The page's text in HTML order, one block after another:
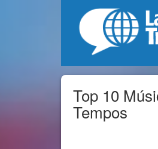
Top 10
Tempos